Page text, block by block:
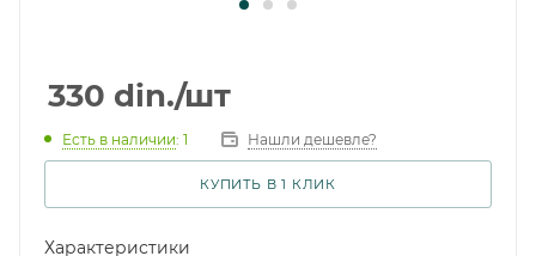
330 din./шт
Есть в наличии: 1 Нашли дешевле?
КУПИТЬ В 1 КЛИК
Характеристики